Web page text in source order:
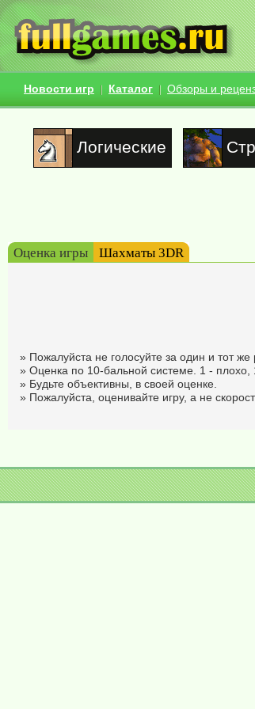
Новости игр Каталог Обзоры и
Логические
Оценка игры Шахматы 3DR
» Пожалуйста не голосуйте за один и тот же
» Оценка по 10-бальной системе. 1 - плохо,
» Будьте объективны, в своей оценке.
» Пожалуйста, оценивайте игру, а не